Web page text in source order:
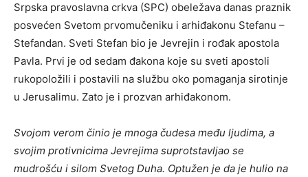
Srpska pravoslavna crkva (SPC) obeležava danas praznik
posvećen Svetom prvomučeniku i arhiđakonu Stefanu –
Stefandan. Sveti Stefan bio je Jevrejin i rođak apostola
Pavla. Prvi je od sedam đakona koje su sveti apostoli
rukopoložili i postavili na službu oko pomaganja sirotinje
u Jerusalimu. Zato je i prozvan arhiđakonom.
Svojom verom činio je mnoga čudesa među ljudima, a
svojim protivnicima Jevrejima suprotstavljao se
mudrošću i silom Svetog Duha. Optužen je da je hulio na